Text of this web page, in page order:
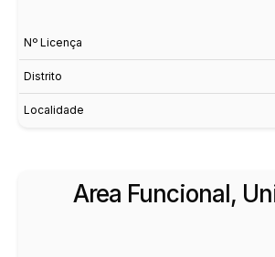
Nº Licença
Distrito
Localidade
Area Funcional,